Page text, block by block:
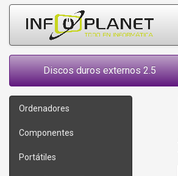
Discos duros externos 2.5
Ordenadores
Componentes
Portátiles